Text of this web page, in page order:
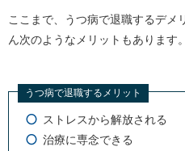
ここまで、うつ病で退職するデメ
ん次のようなメリットもあります。
うつ病で退職するメリット
ストレスから解放される
治療に専念できる